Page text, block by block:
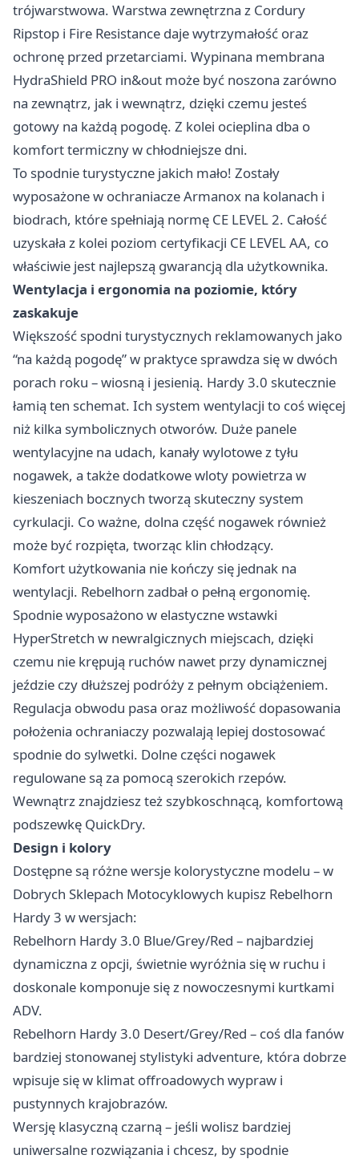
trójwarstwowa. Warstwa zewnętrzna z Cordury
Ripstop i Fire Resistance daje wytrzymałość oraz
ochronę przed przetarciami. Wypinana membrana
HydraShield PRO in&out może być noszona zarówno
na zewnątrz, jak i wewnątrz, dzięki czemu jesteś
gotowy na każdą pogodę. Z kolei ocieplina dba o
komfort termiczny w chłodniejsze dni.
To spodnie turystyczne jakich mało! Zostały
wyposażone w ochraniacze Armanox na kolanach i
biodrach, które spełniają normę CE LEVEL 2. Całość
uzyskała z kolei poziom certyfikacji CE LEVEL AA, co
właściwie jest najlepszą gwarancją dla użytkownika.
Wentylacja i ergonomia na poziomie, który
zaskakuje
Większość spodni turystycznych reklamowanych jako
“na każdą pogodę” w praktyce sprawdza się w dwóch
porach roku – wiosną i jesienią. Hardy 3.0 skutecznie
łamią ten schemat. Ich system wentylacji to coś więcej
niż kilka symbolicznych otworów. Duże panele
wentylacyjne na udach, kanały wylotowe z tyłu
nogawek, a także dodatkowe wloty powietrza w
kieszeniach bocznych tworzą skuteczny system
cyrkulacji. Co ważne, dolna część nogawek również
może być rozpięta, tworząc klin chłodzący.
Komfort użytkowania nie kończy się jednak na
wentylacji. Rebelhorn zadbał o pełną ergonomię.
Spodnie wyposażono w elastyczne wstawki
HyperStretch w newralgicznych miejscach, dzięki
czemu nie krępują ruchów nawet przy dynamicznej
jeździe czy dłuższej podróży z pełnym obciążeniem.
Regulacja obwodu pasa oraz możliwość dopasowania
położenia ochraniaczy pozwalają lepiej dostosować
spodnie do sylwetki. Dolne części nogawek
regulowane są za pomocą szerokich rzepów.
Wewnątrz znajdziesz też szybkoschnącą, komfortową
podszewkę QuickDry.
Design i kolory
Dostępne są różne wersje kolorystyczne modelu –w
Dobrych Sklepach Motocyklowych kupisz Rebelhorn
Hardy 3 w wersjach:
Rebelhorn Hardy 3.0 Blue/Grey/Red – najbardziej
dynamiczna z opcji, świetnie wyróżnia się w ruchu i
doskonale komponuje się z nowoczesnymi kurtkami
ADV.
Rebelhorn Hardy 3.0 Desert/Grey/Red – coś dla fanów
bardziej stonowanej stylistyki adventure, która dobrze
wpisuje się w klimat offroadowych wypraw i
pustynnych krajobrazów.
Wersję klasyczną czarną – jeśli wolisz bardziej
uniwersalne rozwiązania i chcesz, by spodnie